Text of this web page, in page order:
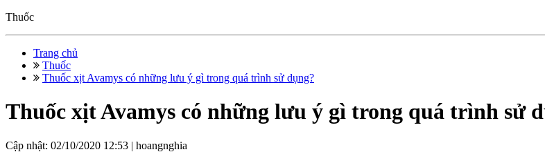
Thuốc
Trang chủ
Thuốc
Thuốc xịt Avamys có những lưu ý gì trong quá trình sử dụng?
Thuốc xịt Avamys có những lưu ý gì trong quá trình sử
Cập nhật: 02/10/2020 12:53 | hoangnghia